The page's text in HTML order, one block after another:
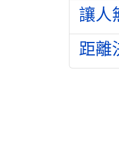
讓人
距離